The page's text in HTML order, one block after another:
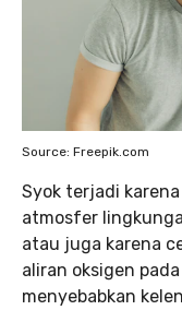
Source: Freepik.com
Syok terjadi
atmosfer
atau juga karena
aliran oksigen
menyebabkan